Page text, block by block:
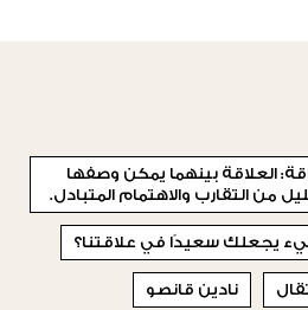
العلاقة بينهما يمكن وصفها
من التقارب والاهتمام المتبادل.
يجعلك سعيدًا في علاقتنا؟
نادين قانصو